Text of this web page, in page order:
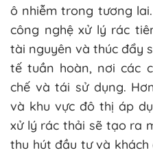
ô nhiễm trong tương
công nghệ xử lý rác
tài nguyên và thúc đẩy
tế tuần hoàn, nơi các
chế và tái sử dụng.
và khu vực đô thị áp
xử lý rác thải sẽ tạo ra
thu hút đầu tư và